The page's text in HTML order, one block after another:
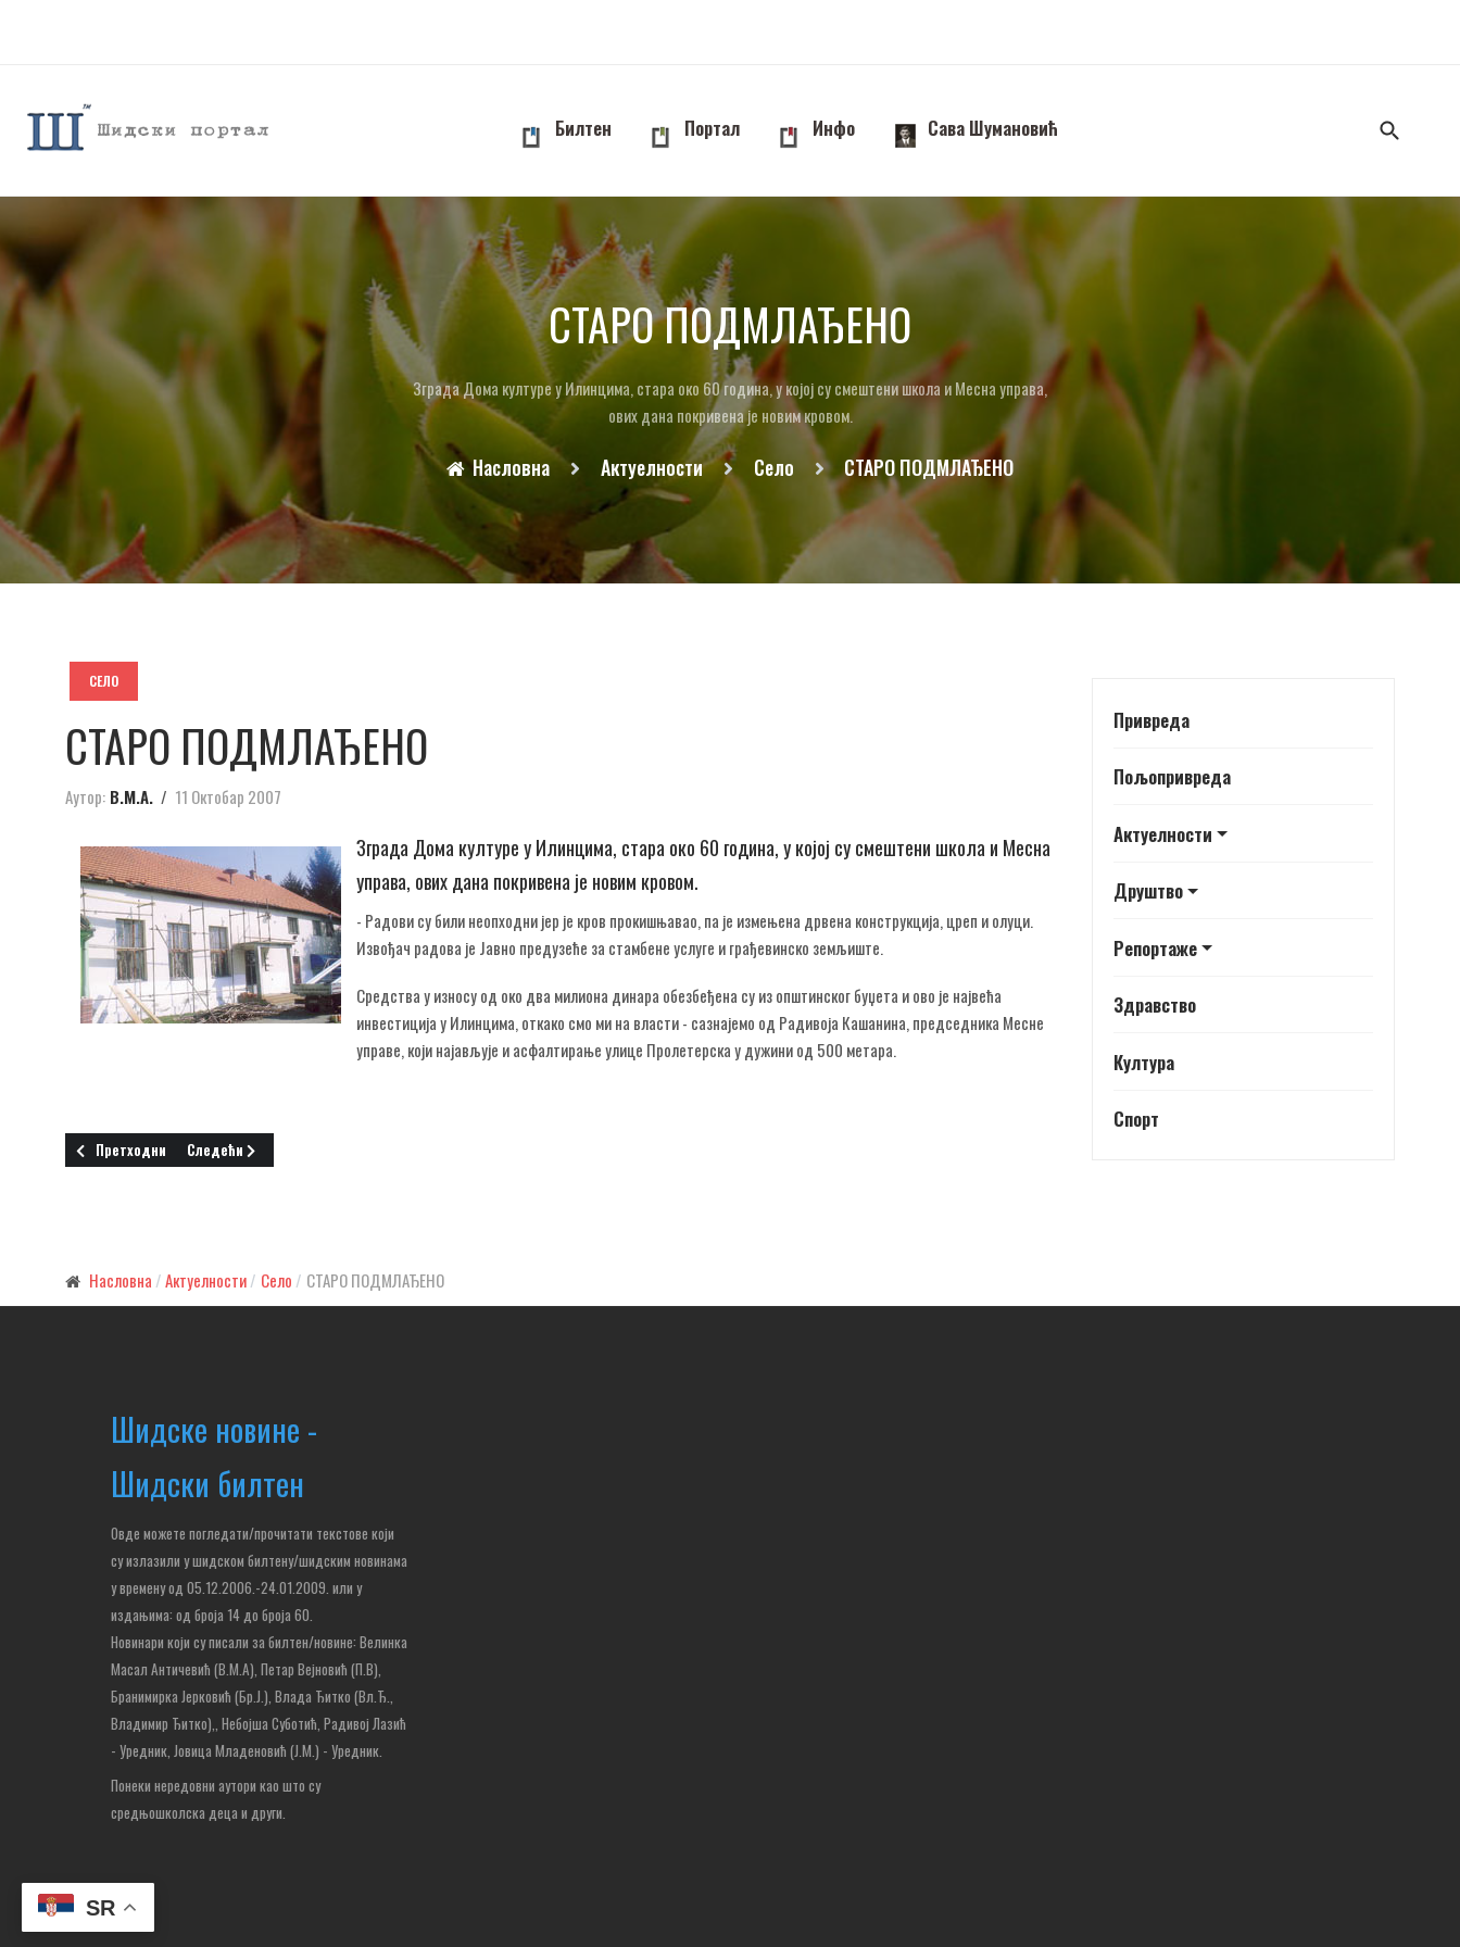
SR
Билтен Портал Инфо Сава Шумановић
СТАРО ПОДМЛАЂЕНО
Зграда Дома културе у Илинцима, стара око 60 година, у којој су смештени школа и Месна управа,
ових дана покривена је новим кровом.
Насловна Актуелности Село СТАРО ПОДМЛАЂЕНО
СЕЛО
СТАРО ПОДМЛАЂЕНО
Аутор: В.М.А. 11 Октобар 2007
Зграда Дома културе у Илинцима, стара око 60 година, у којој су смештени школа и Месна
управа, ових дана покривена је новим кровом.
- Радови су били неопходни јер је кров прокишњавао, па је измењена дрвена конструкција, цреп и олуци.
Извођач радова је Јавно предузеће за стамбене услуге и грађевинско земљиште.
Средства у износу од око два милиона динара обезбеђена су из општинског буџета и ово је највећа
инвестиција у Илинцима, откако смо ми на власти - сазнајемо од Радивоја Кашанина, председника Месне
управе, који најављује и асфалтирање улице Пролетерска у дужини од 500 метара.
Претходни чланак: АСФАЛТ "ТЕЖАК" 48 МИЛИОНА ДИНАРА
Претходни Следећи чланак: УСКОРО САОБРАЋАЈНИ ЗНАЦИ
Следећи
Привреда
Пољопривреда
Актуелности
Друштво
Репортаже
Здравство
Култура
Спорт
Насловна Актуелности Село СТАРО ПОДМЛАЂЕНО
Шидске новине -
Шидски билтен
Овде можете погледати/прочитати текстове који
су излазили у шидском билтену/шидским новинама
у времену од 05.12.2006.-24.01.2009. или у
издањима: од броја 14 до броја 60.
Новинари који су писали за билтен/новине: Велинка
Масал Античевић (В.М.А), Петар Вејновић (П.В),
Бранимирка Јерковић (Бр.Ј.), Влада Ђитко (Вл.Ђ.,
Владимир Ђитко), , Небојша Суботић, Радивој Лазић
- Уредник, Јовица Младеновић (Ј.М.) - Уредник.
Понеки нередовни аутори као што су
средњошколска деца и други.